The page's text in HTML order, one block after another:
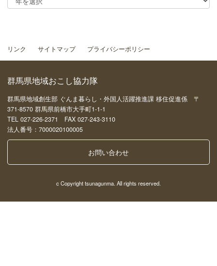
リンク サイトマップ プライバシーポリシー
群馬県地域おこし協力隊
群馬県地域創生部 ぐんま暮らし・外国人活躍推進課 移住促進係 〒
371-8570 群馬県前橋市大手町1-1-1
TEL 027-226-2371 FAX 027-243-3110
法人番号：7000020100005
お問い合わせ
c Copyright tsunagunma. All rights reserved.